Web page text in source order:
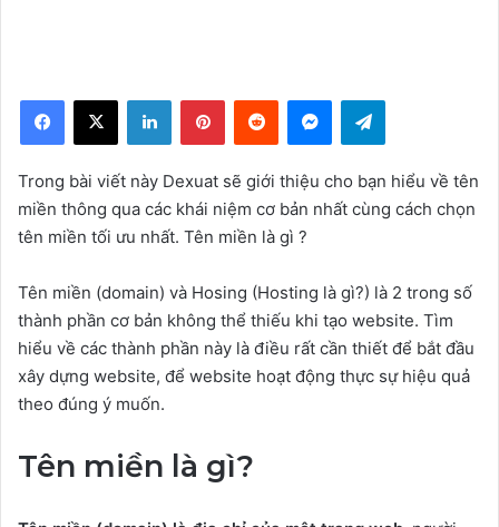
Facebook
X LinkedInPinterestReddit MessengerTelegram
Trong bài viết này Dexuat sẽ giới thiệu cho bạn hiểu về tên
miền thông qua các khái niệm cơ bản nhất cùng cách chọn
tên miền tối ưu nhất. Tên miền là gì ?
Tên miền (domain) và Hosing (Hosting là gì?) là 2 trong số
thành phần cơ bản không thể thiếu khi tạo website. Tìm
hiểu về các thành phần này là điều rất cần thiết để bắt đầu
xây dựng website, để website hoạt động thực sự hiệu quả
theo đúng ý muốn.
Tên miền là gì?